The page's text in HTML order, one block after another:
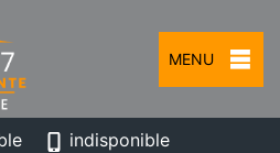
MENU
indisponible